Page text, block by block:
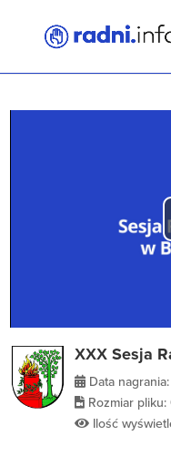
XXX Sesja
Data
Rozmiar
Ilość